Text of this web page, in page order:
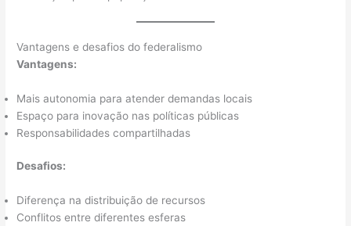
Vantagens e desafios do federalismo
Vantagens:
Mais autonomia para atender demandas locais
Espaço para inovação nas políticas públicas
Responsabilidades compartilhadas
Desafios:
Diferença na distribuição de recursos
Conflitos entre diferentes esferas